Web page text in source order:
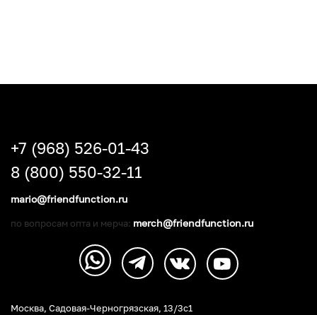
Москва, Садовая-Черногрязская, 13/3c1
+7 (968) 526-01-43
8 (800) 550-32-11
mario@friendfunction.ru
по вопросам опта и мерча: merch@friendfunction.ru